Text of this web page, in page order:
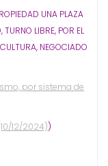
UNA PLAZA
LIBRE, POR EL
NEGOCIADO
por sistema de
12/2024))